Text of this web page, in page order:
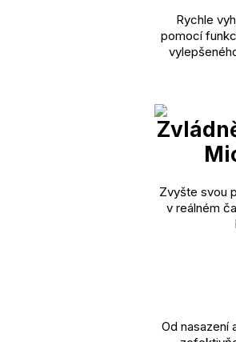
Rychle
pomocí
Zvyšte svou
v reálném
Od nasazení